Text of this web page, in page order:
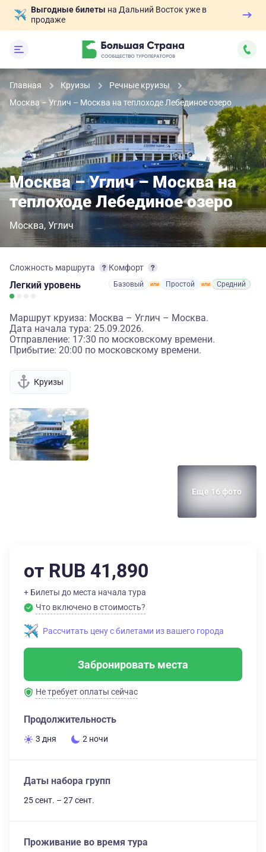
Выгодные билеты на Дальний Восток уже в
продаже
Главная Круизы
Речные круизы
Москва – Углич – Москва на теплоходе Лебединое озеро
Москва – Углич – Москва на
теплоходе Лебединое озеро
Москва Углич
Сложность маршрута
Легкий уровень
Комфорт
Базовый Простой Средний
Маршрут круиза: Москва – Углич – Москва.
Дата начала тура: 25.09.2026.
Отправление: 17:30 по московскому времени.
Прибытие: 20:00 по московскому времени.
Круизы
Еще 16 фото
от RUB 41,890
+ Билеты до места начала тура
Что включено в стоимость?
Рассчитать цену с билетами из вашего города
Забронировать места
Не требует оплаты сейчас
Продолжительность
3 дня 2 ночи
Даты набора групп
25 сент. – 27 сент.
Проживание во время тура